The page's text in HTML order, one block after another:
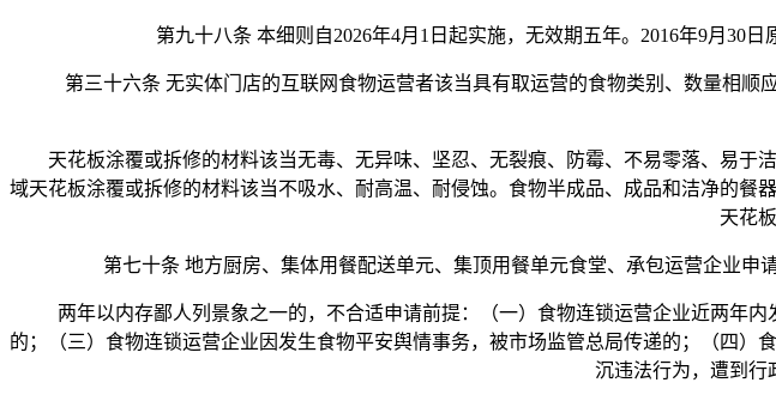
第九十八条 本细则自2026年4月1日起实施，无效期五年。2016年9月30日
第三十六条 无实体门店的互联网食物运营者该当具有取运营的食物类别、数量相顺
天花板涂覆或拆修的材料该当无毒、无异味、坚忍、无裂痕、防霉、不易零落、易于
域天花板涂覆或拆修的材料该当不吸水、耐高温、耐侵蚀。食物半成品、成品和洁净的
天花
第七十条 地方厨房、集体用餐配送单元、集顶用餐单元食堂、承包运营企业申
两年以内存鄙人列景象之一的，不合适申请前提：（一）食物连锁运营企业近两年内
的；（三）食物连锁运营企业因发生食物平安舆情事务，被市场监管总局传递的；（四
沉违法行为，遭到行